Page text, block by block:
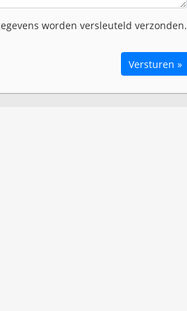
worden versleuteld verzonden.
Versturen »